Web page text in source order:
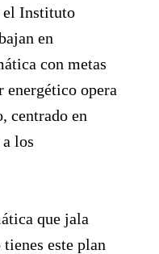
el Instituto
en
con metas
energético opera
centrado en
los
que jala
este plan